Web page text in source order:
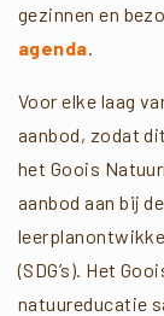
gezinnen en
agenda.
Voor elke laag
aanbod, zodat
het Goois
aanbod aan bij
(SDG’s). Het
natuureducatie